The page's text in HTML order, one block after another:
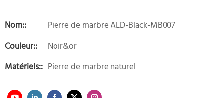
Nom::
Pierre de marbre ALD-Black-MB007
Couleur::
Noir&or
Matériels:: Pierre de marbre naturel